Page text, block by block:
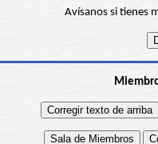
Avísanos si tienes